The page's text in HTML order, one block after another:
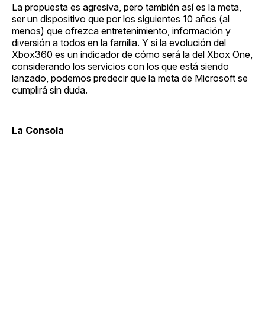
La propuesta es agresiva, pero también así es la meta,
ser un dispositivo que por los siguientes 10 años (al
menos) que ofrezca entretenimiento, información y
diversión a todos en la familia. Y si la evolución del
Xbox360 es un indicador de cómo será la del Xbox One,
considerando los servicios con los que está siendo
lanzado, podemos predecir que la meta de Microsoft se
cumplirá sin duda.
La Consola